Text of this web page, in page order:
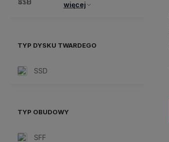
więcej
TYP DYSKU TWARDEGO
SSD
TYP OBUDOWY
SFF